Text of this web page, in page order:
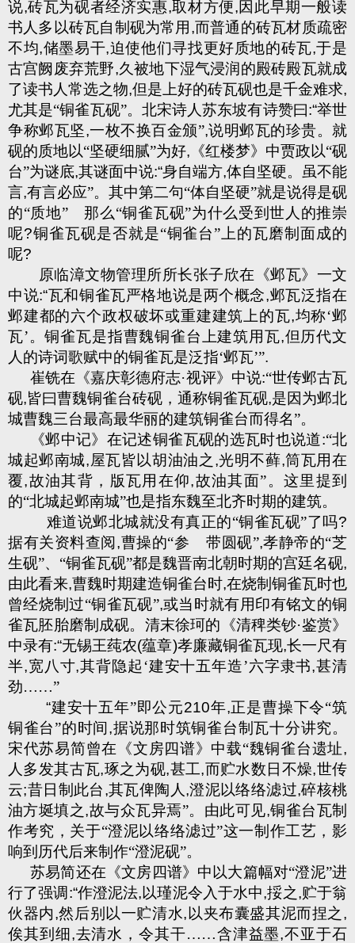
说,砖瓦为砚者经济实惠,取材方便,因此早期一般读
书人多以砖瓦自制砚为常用 ,而普通的砖瓦材质疏密
不均,储墨易干,迫使他们寻找更好质地的砖瓦,于是
古宫阙废弃荒野,久被地下湿气浸润的殿砖殿瓦就成
了读书人常选之物,但是上好的砖瓦砚也是千金难求,
尤其是“铜雀瓦砚”。北宋诗人苏东坡有诗赞曰:“举世
争称邺瓦坚,一枚不换百金颁”,说明邺瓦的珍贵。就
砚的质地以“坚硬细腻”为好, 《红楼梦》中贾政以“砚
台”为谜底,其谜面中说:“身自端方,体自坚硬。虽不能
言,有言必应”。其中第二句“体自坚硬”就是说得是砚
的“质地”
那么“铜雀瓦砚”为什么受到世人的推崇
呢?铜雀瓦砚是否就是“铜雀台”上的瓦磨制面成的
呢?
原临漳文物管理所所长张子欣在《邺瓦》一文
中说:“瓦和铜雀瓦严格地说是两个概念,邺瓦泛指在
邺建都的六个政权破坏或重建建筑上的瓦,均称‘邺
瓦’。铜雀瓦是指曹魏铜雀台上建筑用瓦,但历代文
人的诗词歌赋中的铜雀瓦是泛指‘邺瓦’”.
崔铣在《嘉庆彰德府志·视评》中说:“世传邺古瓦
砚,皆曰曹魏铜雀台砖砚，通称铜雀瓦砚,是因为邺北
城曹魏三台最高最华丽的建筑铜雀台而得名”。
《邺中记》在记述铜雀瓦砚的选瓦时也说道:“北
城起邺南城,屋瓦皆以胡油油之 ,光明不藓,筒瓦用在
覆,故油其背，版瓦用在仰,故油其面”。这里提到
的“北城起邺南城”也是指东魏至北齐时期的建筑。
难道说邺北城就没有真正的“铜雀瓦砚”了吗?
据有关资料查阅 ,曹操的“参 带圆砚”,孝静帝的“芝
生砚”、“铜雀瓦砚”都是魏晋南北朝时期的宫廷名砚,
由此看来,曹魏时期建造铜雀台时,在烧制铜雀瓦时也
曾经烧制过“铜雀瓦砚”,或当时就有用印有铭文的铜
雀瓦胚胎磨制成砚。清末徐珂的《清稗类钞·鉴赏》
中录有:“无锡王莼农(蕴章)孝廉藏铜雀瓦现,长一尺有
半,宽八寸,其背隐起‘建安十五年造’六字隶书,甚清
劲……”
“建安十五年”即公元210年,正是曹操下令“筑
铜雀台”的时间 ,据说那时筑铜雀台制瓦十分讲究。
宋代苏易简曾在《文房四谱》中载“魏铜雀台遗址,
人多发其古瓦,琢之为砚,甚工,而贮水数日不燥,世传
云;昔日制此台,其瓦俾陶人 ,澄泥以络络滤过,碎核桃
油方埏填之,故与众瓦异焉”。由此可见,铜雀台瓦制
作考究，关于“澄泥以络络滤过”这一制作工艺，影
响到历代后来制作“澄泥砚”。
苏易简还在《文房四谱》中以大篇幅对“澄泥”进
行了强调 :“作澄泥法,以瑾泥令入于水中,挼之,贮于翁
伙器内,然后别以一贮清水, 以夹布囊盛其泥而捏之 ,
俟其到细,去清水，令其干……含津益墨,不亚于石